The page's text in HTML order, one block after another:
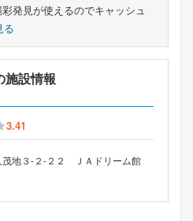
発見が使えるのでキャッシュ
る
施設情報
3.41
茂地３-２-２２ ＪＡドリーム館